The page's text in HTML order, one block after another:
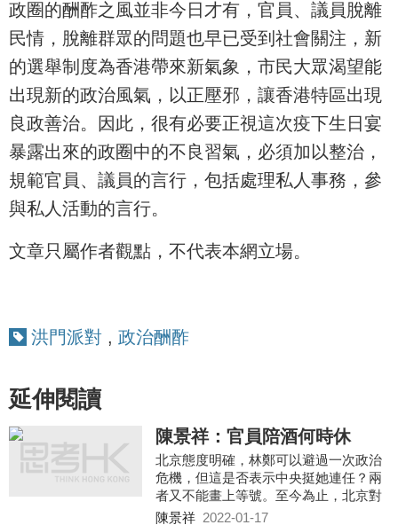
政圈的酬酢之風並非今日才有，官員、議員脫離
民情，脫離群眾的問題也早已受到社會關注，新
的選舉制度為香港帶來新氣象，市民大眾渴望能
出現新的政治風氣，以正壓邪，讓香港特區出現
良政善治。因此，很有必要正視這次疫下生日宴
暴露出來的政圈中的不良習氣，必須加以整治，
規範官員、議員的言行，包括處理私人事務，參
與私人活動的言行。
文章只屬作者觀點，不代表本網立場。
洪門派對 , 政治酬酢
延伸閱讀
陳景祥：官員陪酒何時休
北京態度明確，林鄭可以避過一次政治
危機，但這是否表示中央挺她連任？兩
者又不能畫上等號。至今為止，北京對
下任特首的安排似乎仍舉棋不定，正是
陳景祥 2022-01-17